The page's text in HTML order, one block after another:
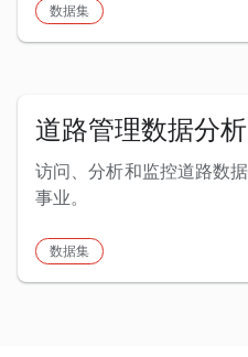
数据集
道路管理数据分析
访问、分析和监控道路数
事业。
数据集